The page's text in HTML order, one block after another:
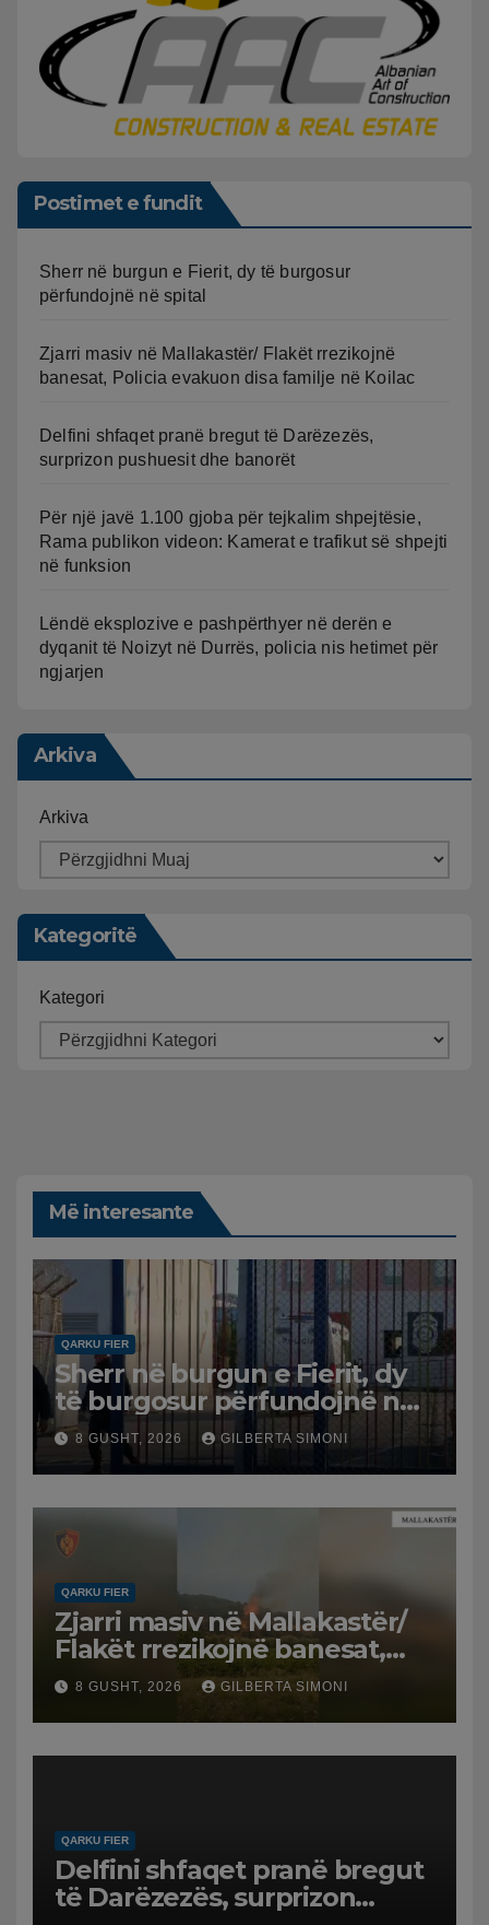
Postimet e fundit
Sherr në burgun e Fierit, dy të burgosur
përfundojnë në spital
Zjarri masiv në Mallakastër/ Flakët rrezikojnë
banesat, Policia evakuon disa familje në Koilac
Delfini shfaqet pranë bregut të Darëzezës,
surprizon pushuesit dhe banorët
Për një javë 1.100 gjoba për tejkalim shpejtësie,
Rama publikon videon: Kamerat e trafikut së shpejti
në funksion
Lëndë eksplozive e pashpërthyer në derën e
dyqanit të Noizyt në Durrës, policia nis hetimet për
ngjarjen
Arkiva
Arkiva
Kategoritë
Kategori
Më interesante
QARKU FIER
Sherr në burgun e Fierit, dy
të burgosur përfundojnë në
spital
8 GUSHT, 2026 GILBERTA SIMONI
QARKU FIER
Zjarri masiv në Mallakastër/
Flakët rrezikojnë banesat,
Policia evakuon disa familje
në Koilac
8 GUSHT, 2026 GILBERTA SIMONI
QARKU FIER
Delfini shfaqet pranë bregut
të Darëzezës, surprizon